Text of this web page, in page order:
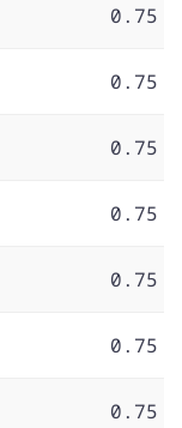
0.75
0.75
0.75
0.75
0.75
0.75
0.75